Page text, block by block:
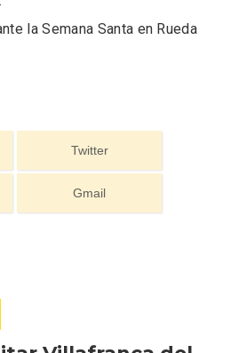
la Semana Santa en Rueda
Twitter
Gmail